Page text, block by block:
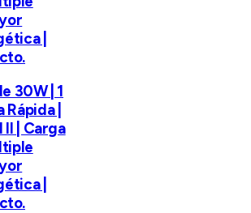
|
30W | 1
|
II | Carga
|